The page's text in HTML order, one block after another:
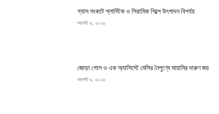
গ্যাস সংকটে প্লাস্টিক ও সিরামিক শিল্পে উৎপাদন বিপর্যয়
আগস্ট ৬, ২০২৬
জোড়া গোল ও এক অ্যাসিস্টে মেসির নৈপুণ্যে মায়ামির দারুণ জয়
আগস্ট ৬, ২০২৬